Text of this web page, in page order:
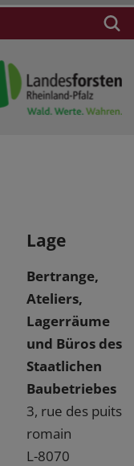
Lage
Bertrange,
Ateliers,
Lagerräume
und Büros des
Staatlichen
Baubetriebes
3, rue des puits
romain
L-8070